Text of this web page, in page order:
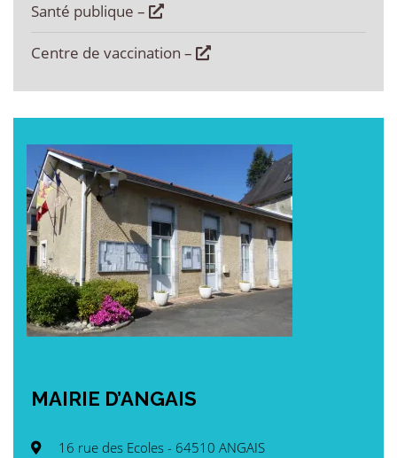
Santé publique –
Centre de vaccination –
MAIRIE D’ANGAIS
16 rue des Ecoles - 64510 ANGAIS